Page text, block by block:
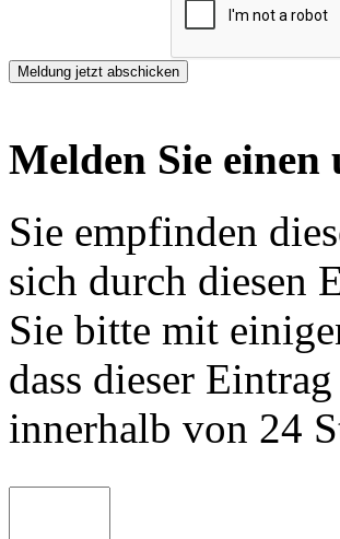
Melden Sie einen
Sie empfinden
sich durch diesen
Sie bitte mit
dass dieser
innerhalb von 24